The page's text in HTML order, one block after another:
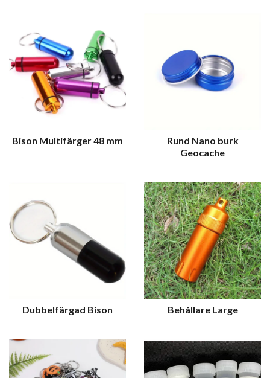
Bison Multifärger 48 mm
Rund Nano burk
Geocache
Dubbelfärgad Bison Behållare Large